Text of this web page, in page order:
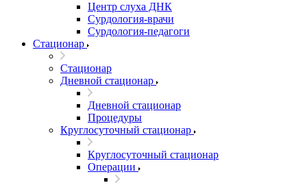
Центр слуха ДНК
Сурдология-врачи
Сурдология-педагоги
Стационар
Стационар
Дневной стационар
Дневной стационар
Процедуры
Круглосуточный стационар
Круглосуточный стационар
Операции